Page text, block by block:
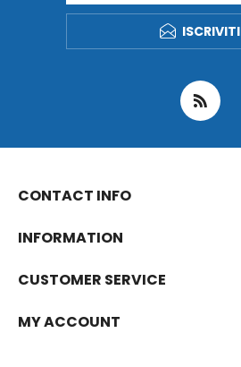
ISCRIVITI
CONTACT INFO
INFORMATION
CUSTOMER SERVICE
MY ACCOUNT